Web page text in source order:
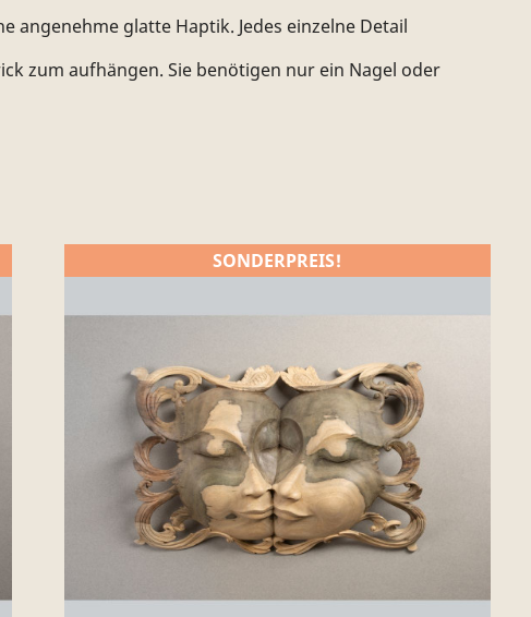
angenehme glatte Haptik. Jedes einzelne Detail
zum aufhängen. Sie benötigen nur ein Nagel oder
SONDERPREIS!